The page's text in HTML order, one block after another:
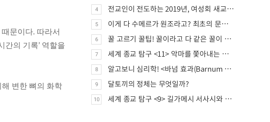
문이다. 따라서
간의 기록’ 역할을
변한 뼈의 화학
4 전교인이 전도하는 2019년, 여성회 새교인 증가 추세
5 이게 다 수메르가 원조라고? 최초의 문명, 수메르는 어떤 문명이었을까?
6 꿀 고르기 꿀팁! 꿀이라고 다 같은 꿀이 아니다!
7 세계 종교 탐구 <11> 악마를 쫓아내는 의식의 뿌리에 대하여
8 알고보니 심리학! <바넘 효과(Barnum effect)>
9 달토끼의 정체는 무엇일까?
10 세계 종교 탐구 <9> 길가메시 서사시와 성경에 대하여